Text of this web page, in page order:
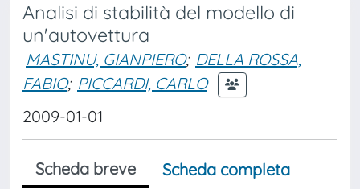
Analisi di stabilità del modello di
un'autovettura
MASTINU, GIANPIERO; DELLA ROSSA,
FABIO; PICCARDI, CARLO
2009-01-01
Scheda breve
Scheda completa